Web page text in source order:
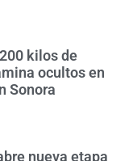
kilos de
ocultos en
Sonora
nueva etapa